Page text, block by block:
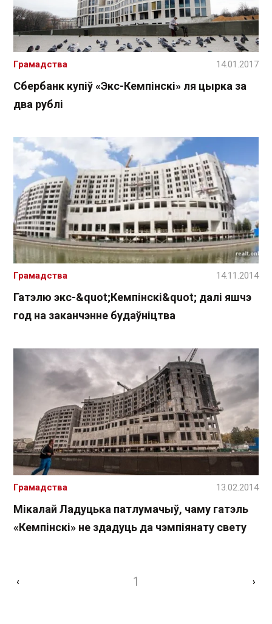
Сбербанк купіў «Экс-Кемпінскі» ля цырка за
два рублі
Грамадства 14.01.2017
Гатэлю экс-&quot;Кемпінскі&quot; далі яшчэ
год на заканчэнне будаўніцтва
Грамадства 14.11.2014
Мікалай Ладуцька патлумачыў, чаму гатэль
«Кемпінскі» не здадуць да чэмпіянату свету
Грамадства 13.02.2014
‹ 1 ›